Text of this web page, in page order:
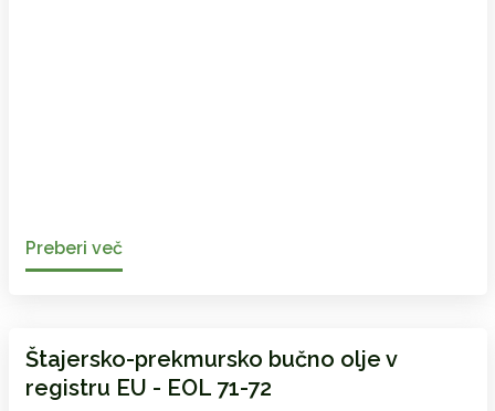
Preberi več
Štajersko-prekmursko bučno olje v
registru EU - EOL 71-72